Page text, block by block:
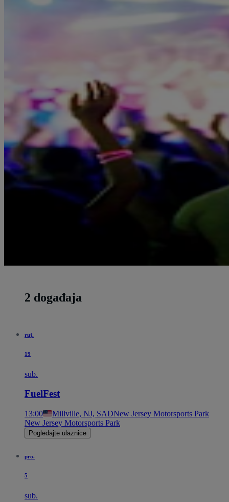
2 događaja
ruj.
19
sub.
FuelFest
13:00 Millville, NJ, SADNew Jersey Motorsports Park
New Jersey Motorsports Park
Pogledajte ulaznice
pro.
5
sub.